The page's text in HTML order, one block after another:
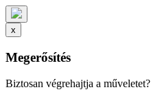
x
Megerősítés
Biztosan végrehajtja a műveletet?